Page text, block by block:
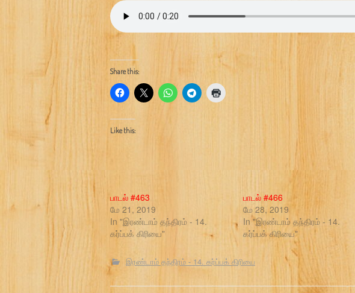
Share this:
Like this:
பாடல் #463
மே 21, 2019
In "இரண்டாம் தந்திரம் - 14.
கர்ப்பக் கிரியை"
பாடல் #466
மே 28, 2019
In "இரண்டாம் தந்திரம் - 14.
கர்ப்பக் கிரியை"
இரண்டாம் தந்திரம் - 14. கர்ப்பக் கிரியை